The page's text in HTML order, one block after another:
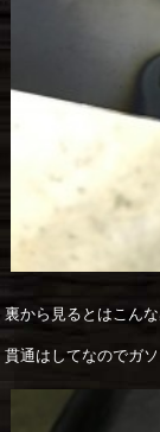
裏から見るとはこん
貫通はしてなのでガ